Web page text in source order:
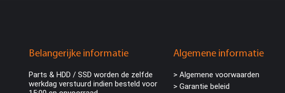
Belangerijke informatie
Parts & HDD / SSD worden de zelfde
werkdag verstuurd indien besteld voor
Algemene informatie
> Algemene voorwaarden
> Garantie beleid